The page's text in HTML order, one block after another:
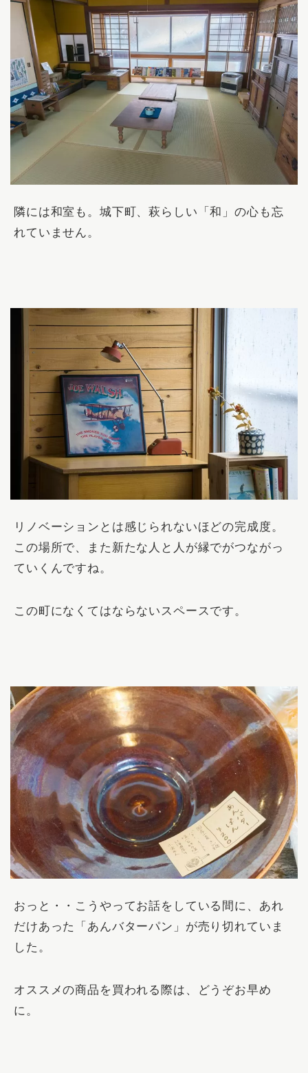
隣には和室も。城下町、萩らしい「和」の心も忘
れていません。
リノベーションとは感じられないほどの完成度。
この場所で、また新たな人と人が縁でがつながっ
ていくんですね。
この町になくてはならないスペースです。
おっと・・こうやってお話をしている間に、あれ
だけあった「あんバターパン」が売り切れていま
した。
オススメの商品を買われる際は、どうぞお早め
に。